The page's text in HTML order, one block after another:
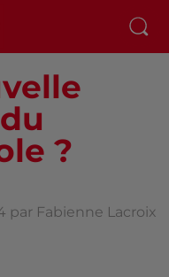
?
par Fabienne Lacroix